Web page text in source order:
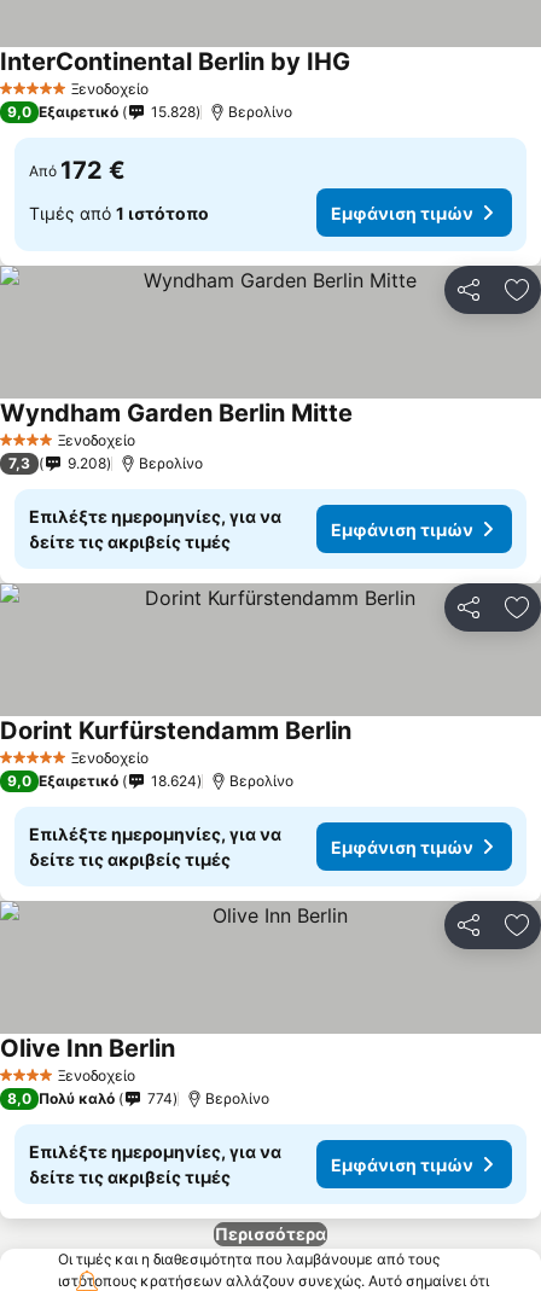
5 Αστέρια Ξενοδοχείο
InterContinental Berlin by IHG
9,0 Εξαιρετικό 15.828 Βερολίνο
Από 172 €
Τιμές από 1 ιστότοπο Εμφάνιση τιμών
4 ΑστέριαΞενοδοχείο
Wyndham Garden Berlin Mitte
7,3 9.208 Βερολίνο
Επιλέξτε ημερομηνίες, για να
δείτε τις ακριβείς τιμές
Εμφάνιση τιμών
5 Αστέρια Ξενοδοχείο
Dorint Kurfürstendamm BerlinΕμφάνιση τιμών
9,0 Εξαιρετικό 18.624 Βερολίνο
Επιλέξτε ημερομηνίες, για να
δείτε τις ακριβείς τιμές
Εμφάνιση τιμών
4 ΑστέριαΞενοδοχείο
Olive Inn BerlinΕμφάνιση τιμών
8,0 Πολύ καλό 774 Βερολίνο
Επιλέξτε ημερομηνίες, για να
δείτε τις ακριβείς τιμές
Εμφάνιση τιμών
Περισσότερα
Οι τιμές και η διαθεσιμότητα που λαμβάνουμε από τους
ιστότοπους κρατήσεων αλλάζουν συνεχώς. Αυτό σημαίνει ότι